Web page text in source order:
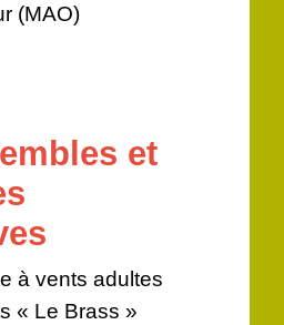
(MAO)
et
à vents adultes
« Le Brass »